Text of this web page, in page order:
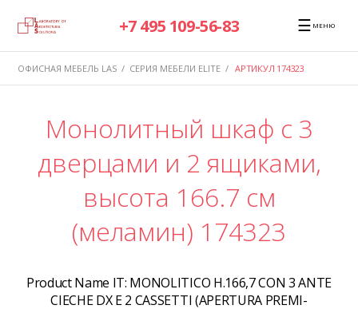
+7 495 109-56-83 ☰ МЕНЮ
ОФИСНАЯ МЕБЕЛЬ LAS / СЕРИЯ МЕБЕЛИ ELITE / АРТИКУЛ 174323
Монолитный шкаф с 3
дверцами и 2 ящиками,
высота 166.7 см
(меламин) 174323
Product Name IT: MONOLITICO H.166,7 CON 3 ANTE
CIECHE DX E 2 CASSETTI (APERTURA PREMI-